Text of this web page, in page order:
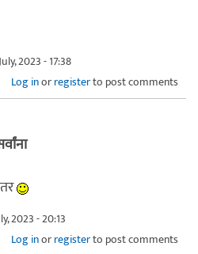
2023 - 17:38
Log inorregisterto post comments
2023 - 20:13
Log inorregisterto post comments